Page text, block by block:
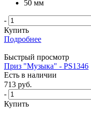
50 мм
-
Купить
Подробнее
Быстрый просмотр
Приз "Музыка" - PS1346
Есть в наличии
713 руб.
-
Купить